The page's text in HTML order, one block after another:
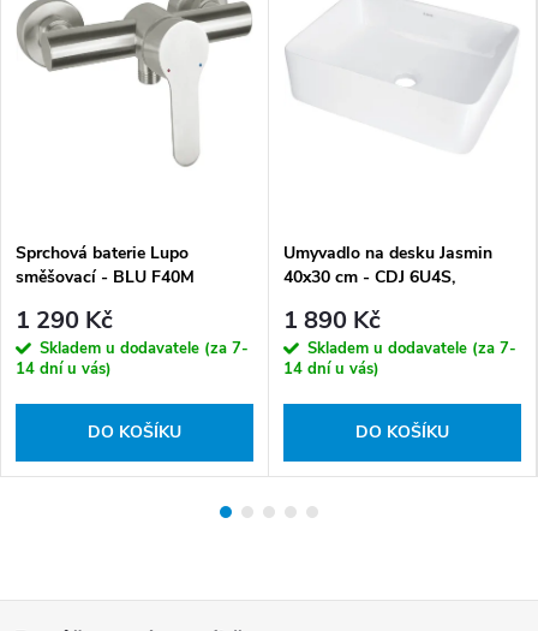
Sprchová baterie Lupo
směšovací - BLU F40M
1 290 Kč
Skladem u dodavatele (za 7-
14 dní u vás)
DO KOŠÍKU
Umyvadlo na desku Jasmin
40x30 cm - CDJ 6U4S,
1 890 Kč
Skladem u dodavatele (za 7-
14 dní u vás)
DO KOŠÍKU